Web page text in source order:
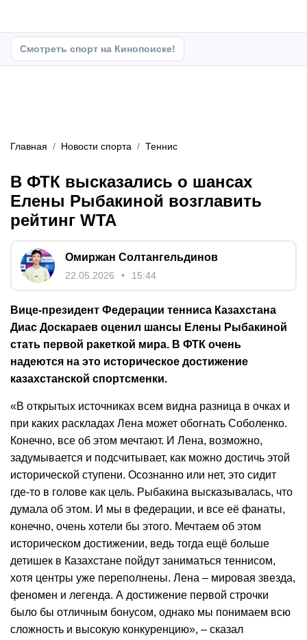
Смотреть спорт на Кинопоиске!
Главная Новости спорта Теннис
В ФТК высказались о шансах
Елены Рыбакиной возглавить
рейтинг WTA
Омиржан Солтангельдинов
22.05.2026 15:44
Вице-президент Федерации тенниса Казахстана
Диас Доскараев оценил шансы Елены Рыбакиной
стать первой ракеткой мира. В ФТК очень
надеются на это историческое достижение
казахстанской спортсменки.
«В открытых источниках всем видна разница в очках и
при каких раскладах Лена может обогнать Соболенко.
Конечно, все об этом мечтают. И Лена, возможно,
задумывается и подсчитывает, как можно достичь этой
исторической ступени. Осознанно или нет, это сидит
где-то в голове как цель. Рыбакина высказывалась, что
думала об этом. И мы в федерации, и все её фанаты,
конечно, очень хотели бы этого. Мечтаем об этом
историческом достижении, ведь тогда ещё больше
детишек в Казахстане пойдут заниматься теннисом,
хотя центры уже переполнены. Лена – мировая звезда,
феномен и легенда. А достижение первой строчки
было бы отличным бонусом, однако мы понимаем всю
сложность и высокую конкуренцию», – сказал